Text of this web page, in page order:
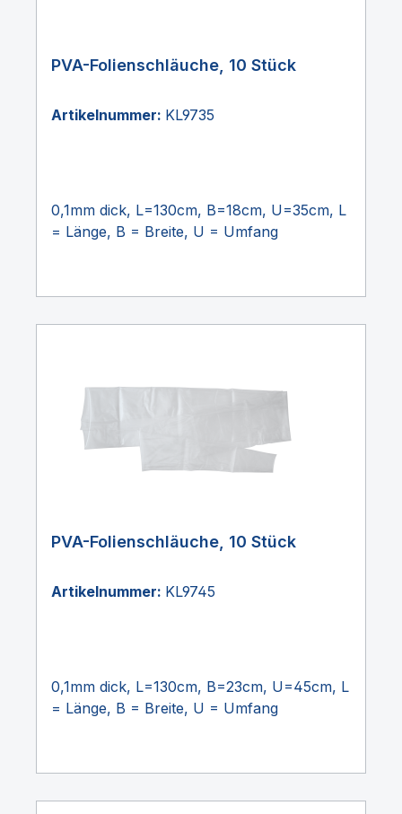
PVA-Folienschläuche, 10 Stück
Artikelnummer: KL9735
0,1mm dick, L=130cm, B=18cm, U=35cm, L
= Länge, B = Breite, U = Umfang
PVA-Folienschläuche, 10 Stück
Artikelnummer: KL9745
0,1mm dick, L=130cm, B=23cm, U=45cm, L
= Länge, B = Breite, U = Umfang